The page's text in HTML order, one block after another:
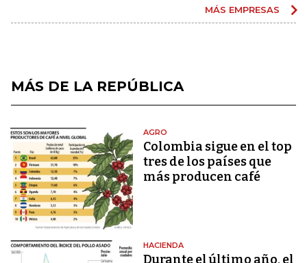
MÁS EMPRESAS
MÁS DE LA REPÚBLICA
AGRO
Colombia sigue en el top
tres de los países que
más producen café
HACIENDA
Durante el último año, el